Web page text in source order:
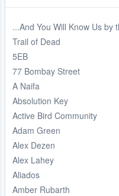
...And You Will Know Us by
Trail of Dead
5EB
77 Bombay Street
A Naifa
Absolution Key
Active Bird Community
Adam Green
Alex Dezen
Alex Lahey
Aliados
Amber Rubarth